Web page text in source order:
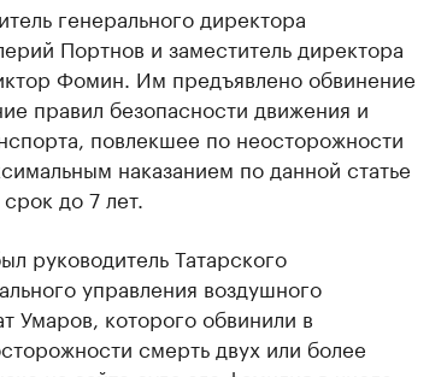
генерального директора
Портнов и заместитель директора
Фомин. Им предъявлено обвинение
правил безопасности движения и
повлекшее по неосторожности
наказанием по данной статье
до 7 лет.
руководитель Татарского
управления воздушного
Умаров, которого обвинили в
смерть двух или более